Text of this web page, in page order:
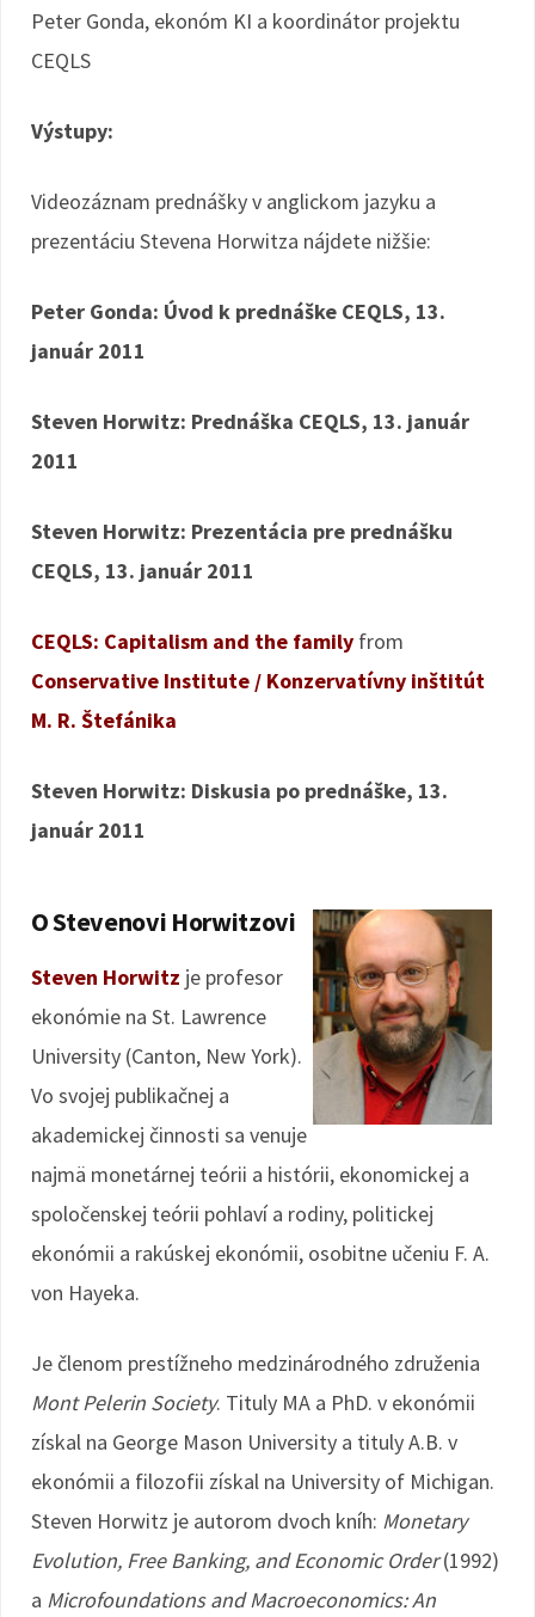
Peter Gonda, ekonóm KI a koordinátor projektu
CEQLS
Výstupy:
Videozáznam prednášky v anglickom jazyku a
prezentáciu Stevena Horwitza nájdete nižšie:
Peter Gonda: Úvod k prednáške CEQLS, 13.
január 2011
Steven Horwitz: Prednáška CEQLS, 13. január
2011
Steven Horwitz: Prezentácia pre prednášku
CEQLS, 13. január 2011
CEQLS: Capitalism and the family from
Conservative Institute / Konzervatívny inštitút
M. R. Štefánika
Steven Horwitz: Diskusia po prednáške, 13.
január 2011
O Stevenovi Horwitzovi
Steven Horwitz je profesor
ekonómie na St. Lawrence
University (Canton, New York).
Vo svojej publikačnej a
akademickej činnosti sa venuje
najmä monetárnej teórii a histórii, ekonomickej a
spoločenskej teórii pohlaví a rodiny, politickej
ekonómii a rakúskej ekonómii, osobitne učeniu F. A.
von Hayeka.
Je členom prestížneho medzinárodného združenia
Mont Pelerin Society. Tituly MA a PhD. v ekonómii
získal na George Mason University a tituly A.B. v
ekonómii a filozofii získal na University of Michigan.
Steven Horwitz je autorom dvoch kníh: Monetary
Evolution, Free Banking, and Economic Order(1992)
a Microfoundations and Macroeconomics: An